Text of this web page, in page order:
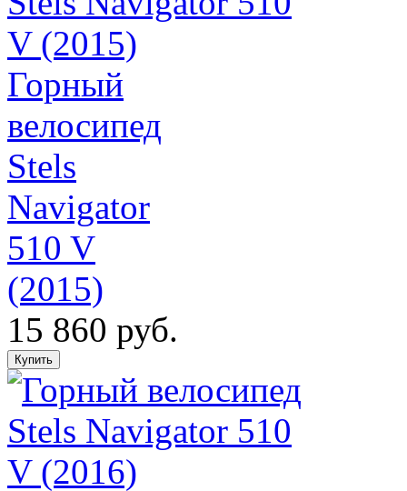
Горный
велосипед
Stels
Navigator
510 V
(2015)
15 860 руб.